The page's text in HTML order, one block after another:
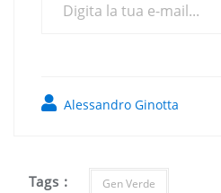
Alessandro Ginotta
Tags : Gen Verde